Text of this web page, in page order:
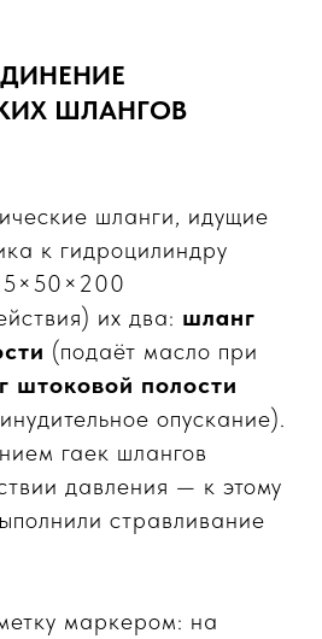
ШЛАНГОВ
шланги, идущие
к гидроцилиндру
их два: шланг
(подаёт масло при
штоковой полости
опускание).
гаек шлангов
давления — к этому
стравливание
маркером: на